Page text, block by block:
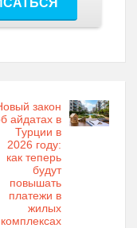
закон
айдатах в
Турции в
2026 году:
как теперь
будут
повышать
платежи в
жилых
комплексах